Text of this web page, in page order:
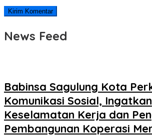
News Feed
Babinsa Sagulung Kota
Komunikasi Sosial, Ingatkan
Keselamatan Kerja dan
Pembangunan Koperasi